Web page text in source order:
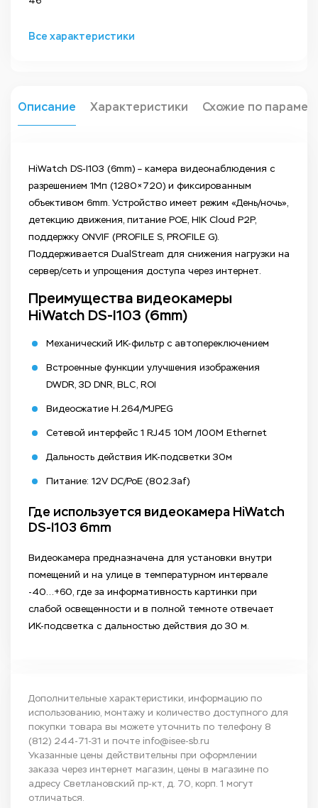
Все характеристики
Описание Характеристики Схожие по
HiWatch DS-I103 (6mm) – камера видеонаблюдения с
разрешением 1Мп (1280×720) и фиксированным
объективом 6mm. Устройство имеет режим «День/ночь»,
детекцию движения, питание РОЕ, HIK Cloud P2P,
поддержку ONVIF (PROFILE S, PROFILE G).
Поддерживается DualStream для снижения нагрузки на
сервер/сеть и упрощения доступа через интернет.
Преимущества видеокамеры
HiWatch DS-I103 (6mm)
Механический ИК-фильтр с автопереключением
Встроенные функции улучшения изображения
DWDR, 3D DNR, BLC, ROI
Видеосжатие H.264/MJPEG
Сетевой интерфейс 1 RJ45 10M /100M Ethernet
Дальность действия ИК-подсветки 30м
Питание: 12V DC/PoE (802.3af)
Где используется видеокамера HiWatch
DS-I103 6mm
Видеокамера предназначена для установки внутри
помещений и на улице в температурном интервале
-40...+60, где за информативность картинки при
слабой освещенности и в полной темноте отвечает
ИК-подсветка с дальностью действия до 30 м.
Дополнительные характеристики, информацию по
использованию, монтажу и количество доступного для
покупки товара вы можете уточнить по телефону 8
(812) 244-71-31 и почте info@isee-sb.ru
Указанные цены действительны при оформлении
заказа через интернет магазин, цены в магазине по
адресу Светлановский пр-кт, д. 70, корп. 1 могут
отличаться.